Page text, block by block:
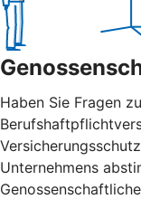
Haben Sie Fragen
Unternehmens